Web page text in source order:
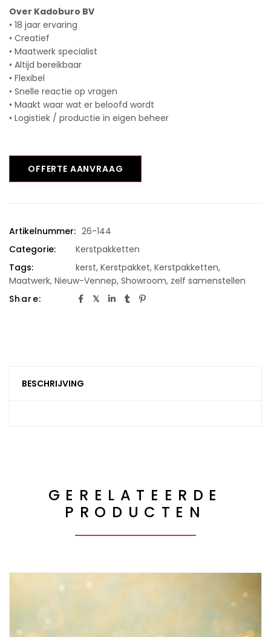
Over Kadoburo BV
• 18 jaar ervaring
• Creatief
• Maatwerk specialist
• Altijd bereikbaar
• Flexibel
• Snelle reactie op vragen
• Maakt waar wat er beloofd wordt
• Logistiek / productie in eigen beheer
OFFERTE AANVRAAG
Artikelnummer: 26-144
Categorie:
Kerstpakketten
Tags:
kerst, Kerstpakket, Kerstpakketten,
Maatwerk, Nieuw-Vennep, Showroom, zelf samenstellen
Share:
BESCHRIJVING
GERELATEERDE
PRODUCTEN